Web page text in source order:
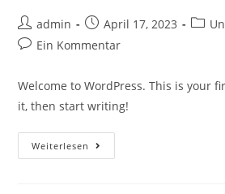
Beitrags-
Autor:
admin
Beitrag
veröffentlicht:
April 17, 2023
Beitrags-
Ein Kommentar
Welcome to WordPress. This is your
it, then start writing!
Weiterlesen Hello
World!